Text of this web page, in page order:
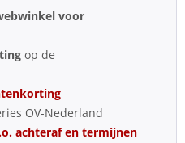
voor
op de
OV-Nederland
achteraf en termijnen